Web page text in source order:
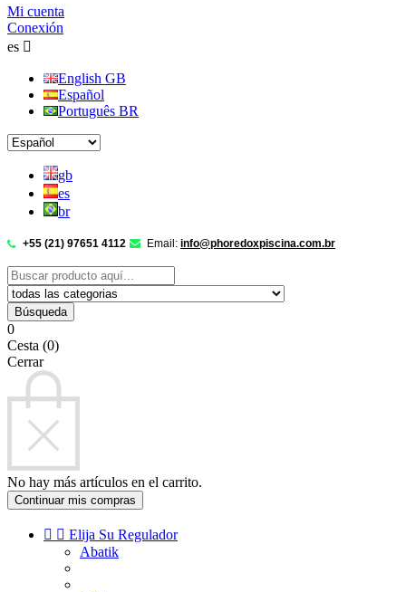
Mi cuenta
Conexión
es 
English GB
Español
Português BR
gb
es
br
+55 (21) 97651 4112 Email: info@phoredoxpiscina.com.br
Búsqueda
0
Cesta (0)
Cerrar
No hay más artículos en el carrito.
Continuar mis compras
  Elija Su Regulador
Abatik